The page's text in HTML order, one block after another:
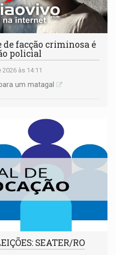
de facção criminosa é
policial
às 14:11
um matagal
SEATER/RO